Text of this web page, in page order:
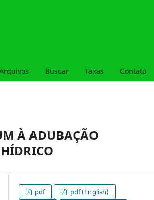
Buscar Taxas Contato
À ADUBAÇÃO
pdf
pdf (English)